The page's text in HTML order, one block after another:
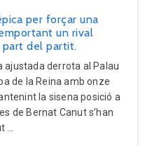
per forçar una
un rival
part del partit.
ajustada derrota al Palau
de la Reina amb onze
la sisena posició a
de Bernat Canut s’han
...